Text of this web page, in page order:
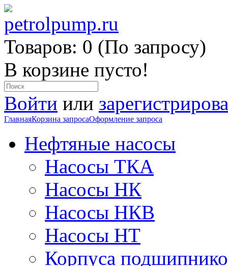
Товаров: 0 (По запросу)
В корзине пусто!
Войти или
ГлавнаяКорзина запросаОформление запроса
Нефтяные насосы
Насосы ТКА
Насосы НК
Насосы НКВ
Насосы НТ
Корпуса